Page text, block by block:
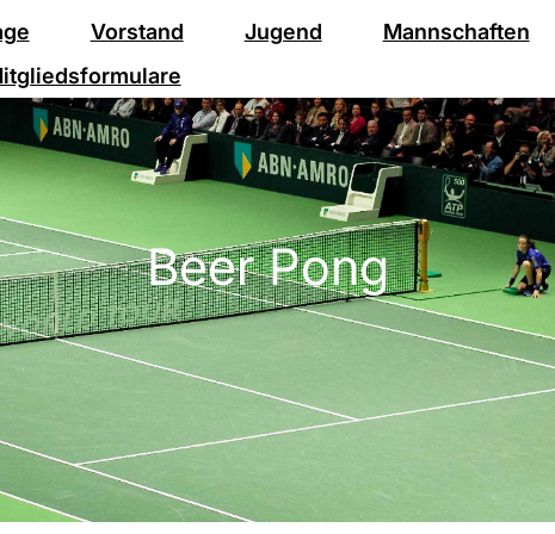
Vorstand Jugend
Mannschaften
Beer Pong